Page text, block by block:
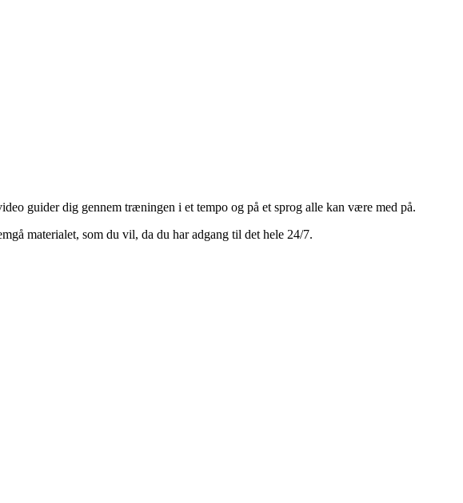
guider dig gennem træningen i et tempo og på et sprog alle kan være med på.
materialet, som du vil, da du har adgang til det hele 24/7.